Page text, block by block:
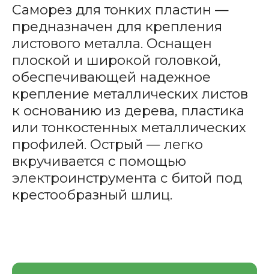
Саморез для тонких пластин —
предназначен для крепления
листового металла. Оснащен
плоской и широкой головкой,
обеспечивающей надежное
крепление металлических листов
к основанию из дерева, пластика
или тонкостенных металлических
профилей. Острый — легко
вкручивается с помощью
электроинструмента с битой под
крестообразный шлиц.